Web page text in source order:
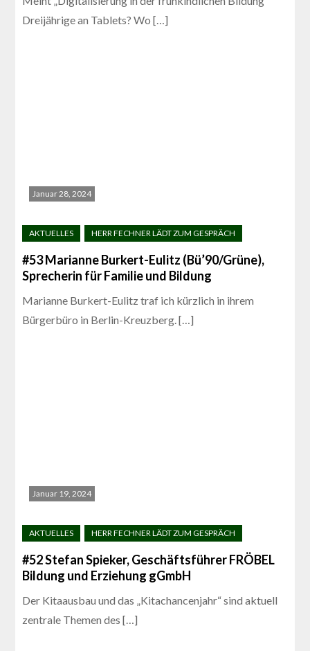
Dreijährige an Tablets? Wo […]
Januar 28, 2024
#53 Marianne Burkert-Eulitz (Bü’90/Grüne),
Sprecherin für Familie und Bildung
Marianne Burkert-Eulitz traf ich kürzlich in ihrem
Bürgerbüro in Berlin-Kreuzberg. […]
Januar 19, 2024
#52 Stefan Spieker, Geschäftsführer FRÖBEL
Bildung und Erziehung gGmbH
Der Kitaausbau und das „Kitachancenjahr“ sind aktuell
zentrale Themen des […]